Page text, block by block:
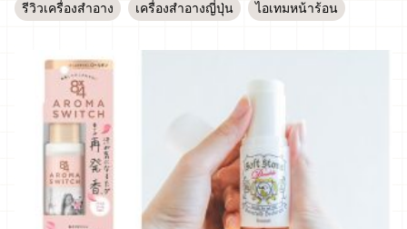
รีวิวเครื่องสำอาง เครื่องสำอางญี่ปุ่น ไอเทมหน้าร้อน